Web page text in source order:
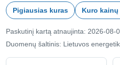
Pigiausias kuras Kuro
Paskutinį kartą atnaujinta: 2026-08-
Duomenų šaltinis: Lietuvos